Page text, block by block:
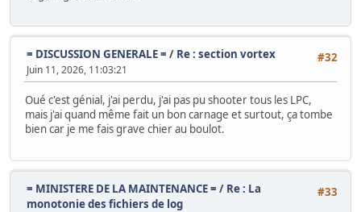
#32
= DISCUSSION GENERALE = / Re : section vortex
Juin 11, 2026, 11:03:21
Oué c'est génial, j'ai perdu, j'ai pas pu shooter tous les LPC,
mais j'ai quand même fait un bon carnage et surtout, ça tombe
bien car je me fais grave chier au boulot.
#33
= MINISTERE DE LA MAINTENANCE = / Re : La
monotonie des fichiers de log